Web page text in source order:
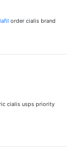
order cialis brand
cialis usps priority